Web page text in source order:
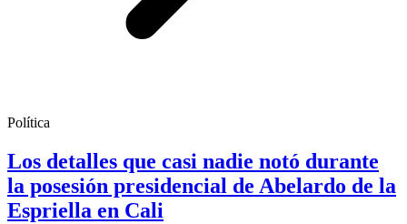
Política
Los detalles que casi nadie notó durante
la posesión presidencial de Abelardo de la
Espriella en Cali